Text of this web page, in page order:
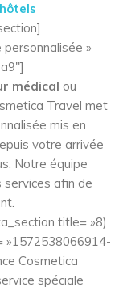
»
médical ou
Travel met
mis en
votre arrivée
Notre équipe
services afin de
title= »8)
»1572538066914-
Cosmetica
spéciale